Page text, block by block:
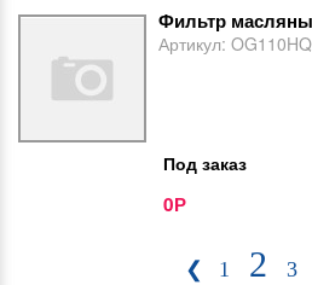
Фильтр
Артикул: OG110HQ
Под заказ
0Р
❮ 1 2 3